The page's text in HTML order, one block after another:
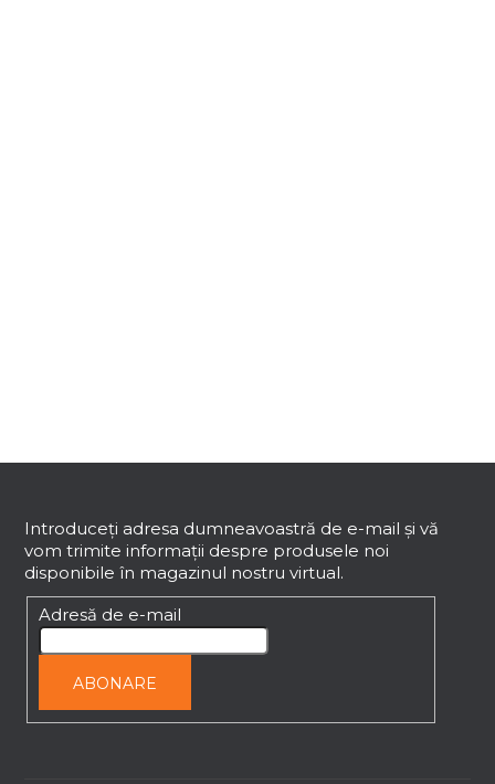
Introduceţi adresa dumneavoastră de e-mail şi vă
vom trimite informaţii despre produsele noi
disponibile în magazinul nostru virtual.
Adresă de e-mail
ABONARE